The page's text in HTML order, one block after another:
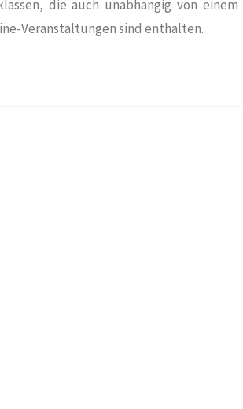
die auch unabhängig von einem
Veranstaltungen sind enthalten.